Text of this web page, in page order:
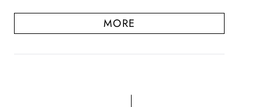
MORE